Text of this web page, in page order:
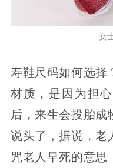
女
寿鞋尺码如何选择
材质，是因为担
后，来生会投胎成
说头了，据说，老
咒老人早死的意思